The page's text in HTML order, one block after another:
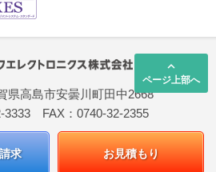
keyboard_arrow_up
ページ上部へ
県高島市安曇川町田中2668
3333 FAX：0740-32-2355
求 お見積もり